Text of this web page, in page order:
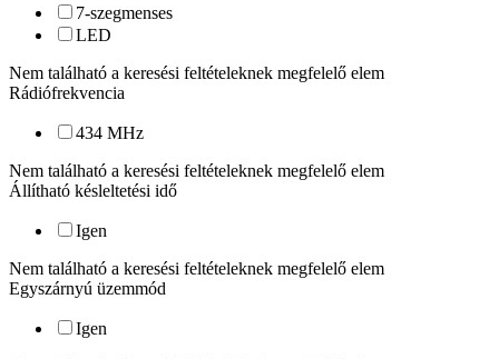
7-szegmenses
LED
Nem található a keresési feltételeknek megfelelő elem
Rádiófrekvencia
434 MHz
Nem található a keresési feltételeknek megfelelő elem
Állítható késleltetési idő
Igen
Nem található a keresési feltételeknek megfelelő elem
Egyszárnyú üzemmód
Igen